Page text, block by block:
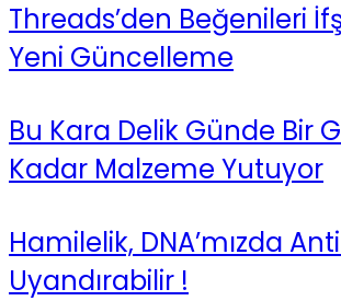
Threads’den Beğenileri
Yeni Güncelleme
Bu Kara Delik Günde Bir
Kadar Malzeme Yutuyor
Hamilelik, DNA’mızda
Uyandırabilir !